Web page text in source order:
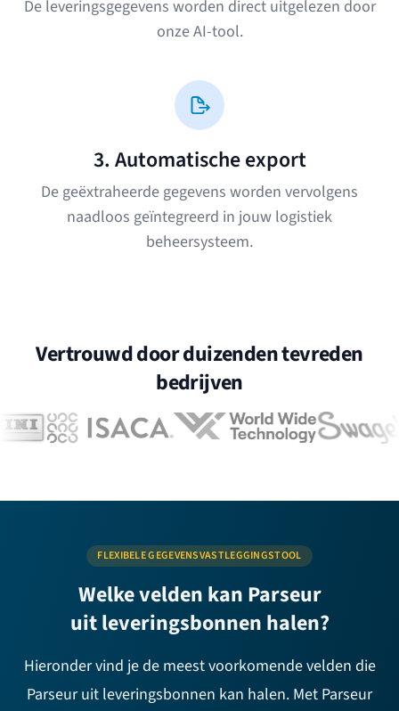
De leveringsgegevens worden direct uitgelezen door
onze AI-tool.
3. Automatische export
De geëxtraheerde gegevens worden vervolgens
naadloos geïntegreerd in jouw logistiek
beheersysteem.
Vertrouwd door duizenden tevreden
bedrijven
FLEXIBELE GEGEVENSVASTLEGGINGSTOOL
Welke velden kan Parseur
uit leveringsbonnen halen?
Hieronder vind je de meest voorkomende velden die
Parseur uit leveringsbonnen kan halen. Met Parseur